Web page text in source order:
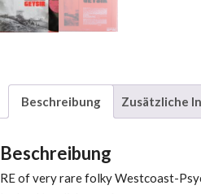
Beschreibung Zusätzliche
Beschreibung
RE of very rare folky Westcoast-